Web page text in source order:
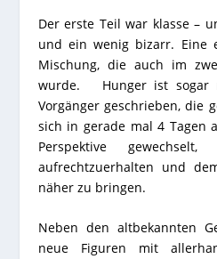
Der erste Teil war klasse –
und ein wenig bizarr. Eine
Mischung, die auch im
wurde. Hunger ist sogar
Vorgänger geschrieben, die
sich in gerade mal 4 Tagen
Perspektive
aufrechtzuerhalten und
näher zu bringen.
Neben den altbekannten
neue Figuren mit